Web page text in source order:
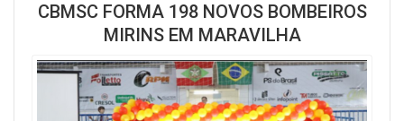
CBMSC FORMA 198 NOVOS BOMBEIROS
MIRINS EM MARAVILHA